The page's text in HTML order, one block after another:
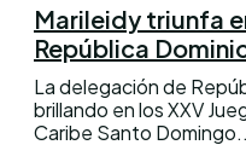
Marileidy triunfa
República
La delegación de
brillando en los XXV
Caribe Santo